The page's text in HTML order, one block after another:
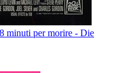
minuti per morire - Die